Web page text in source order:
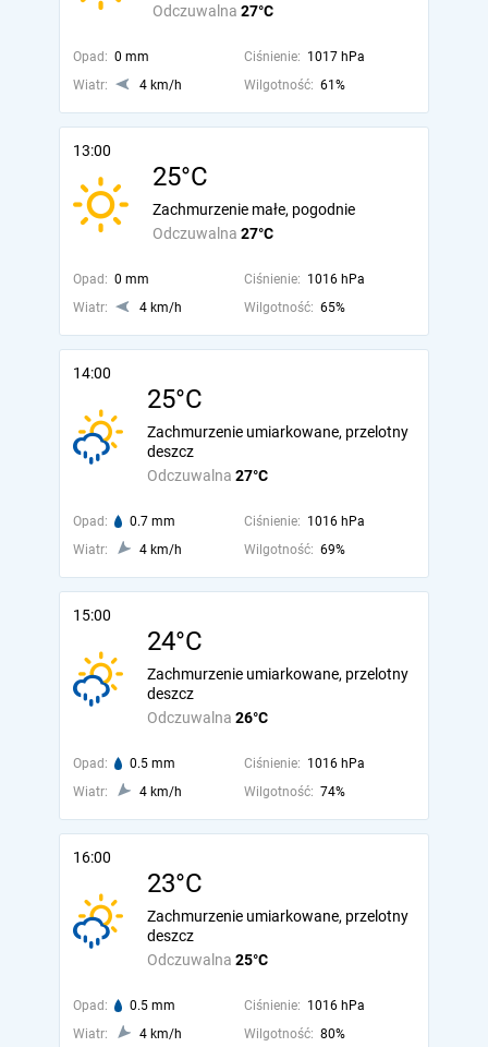
Odczuwalna 27°C
Opad: 0 mm Ciśnienie: 1017 hPa
Wiatr:
4 km/h Wilgotność: 61%
13:00
25°C
Odczuwalna 27°C
Zachmurzenie małe, pogodnie
Opad: 0 mm Ciśnienie: 1016 hPa
Wiatr:
4 km/h Wilgotność: 65%
14:00
25°C
Odczuwalna 27°C
Zachmurzenie umiarkowane, przelotny
deszcz
Opad: 0.7 mm Ciśnienie: 1016 hPa
Wiatr:
4 km/h Wilgotność: 69%
15:00
24°C
Odczuwalna 26°C
Zachmurzenie umiarkowane, przelotny
deszcz
Opad: 0.5 mm Ciśnienie: 1016 hPa
Wiatr:
4 km/h Wilgotność: 74%
16:00
23°C
Odczuwalna 25°C
Zachmurzenie umiarkowane, przelotny
deszcz
Opad: 0.5 mm Ciśnienie: 1016 hPa
Wiatr:
4 km/h Wilgotność: 80%